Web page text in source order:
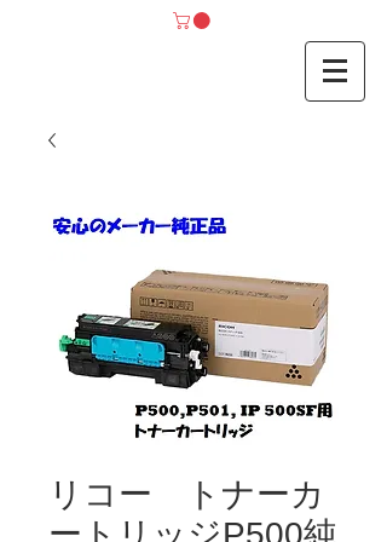
リコー トナーカ
ートリッジP500純